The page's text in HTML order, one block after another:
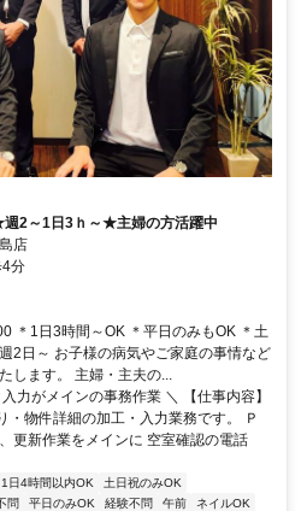
2～1日3ｈ～★主婦の方活躍中
店
4分
＊1日3時間～OK ＊平日のみもOK ＊土
2日～ お子様の病気やご家庭の事情など
します。 主婦・主夫の...
力がメインの事務作業 ＼ 【仕事内容】
・物件詳細の加工・入力業務です。 Ｐ
更新作業をメインに 空室確認の電話
1日4時間以内OK
土日祝のみOK
問 平日のみOK 経験不問 午前
ネイルOK